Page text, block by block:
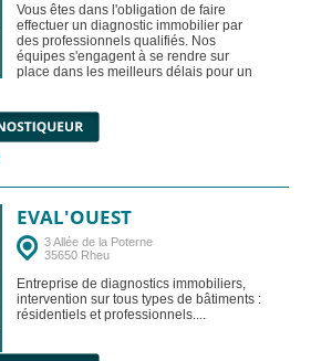
Vous êtes dans l'obligation de faire
effectuer un diagnostic immobilier par
des professionnels qualifiés. Nos
équipes s'engagent à se rendre sur
place dans les meilleurs délais pour un
EVAL'OUEST
3 Allée de la Poterne
35650 Rheu
Entreprise de diagnostics immobiliers,
intervention sur tous types de bâtiments :
résidentiels et professionnels....